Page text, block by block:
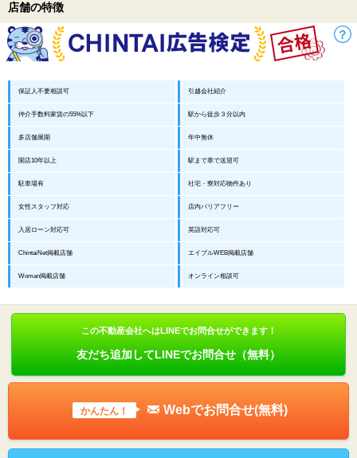
店舗の特徴
保証人不要相談可 引越会社紹介
仲介手数料家賃の55%以下 駅から徒歩３分以内
多店舗展開 年中無休
開店10年以上 駅まで車で送迎可
駐車場有 社宅・寮対応物件あり
女性スタッフ対応 店内バリアフリー
入居ローン対応可 英語対応可
ChintaiNet掲載店舗 エイブルWEB掲載店舗
Woman掲載店舗 オンライン相談可
この不動産会社へはLINEでお問合せができます！
友だち追加してLINEでお問合せ（無料）
かんたん！ Webでお問合せ(無料)